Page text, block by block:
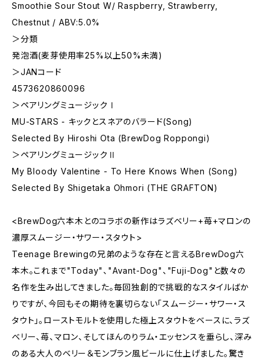
Smoothie Sour Stout W/ Raspberry, Strawberry,
Chestnut / ABV:5.0%
＞分類
発泡酒(麦芽使用率25%以上50%未満)
＞JANコード
4573620860096
＞ペアリングミュージックⅠ
MU-STARS - キックとスネアのバラード(Song)
Selected By Hiroshi Ota (BrewDog Roppongi)
＞ペアリングミュージックⅡ
My Bloody Valentine - To Here Knows When (Song)
Selected By Shigetaka Ohmori (THE GRAFTON)
<BrewDog六本木とのコラボの新作はラズベリー+苺+マロンの
濃厚スムージー・サワー・スタウト>
Teenage Brewingの兄弟のような存在と言えるBrewDog六
本木。これまで"Today"、"Avant-Dog"、"Fuji-Dog"と数々の
名作を生み出してきました。毎回独創的で挑戦的なスタイルばか
りですが、今回もその期待を裏切らない「スムージー・サワー・ス
タウト」。ローストモルトを使用した極上スタウトをベースに、ラズ
ベリー、苺、マロン、そしてほんのりラム・エッセンスを垂らし、深み
のある大人のベリー＆モンブラン風ビールに仕上げました。驚き